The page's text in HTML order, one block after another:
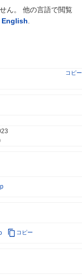
ん。 他の言語で閲覧
English
コピー
コピー